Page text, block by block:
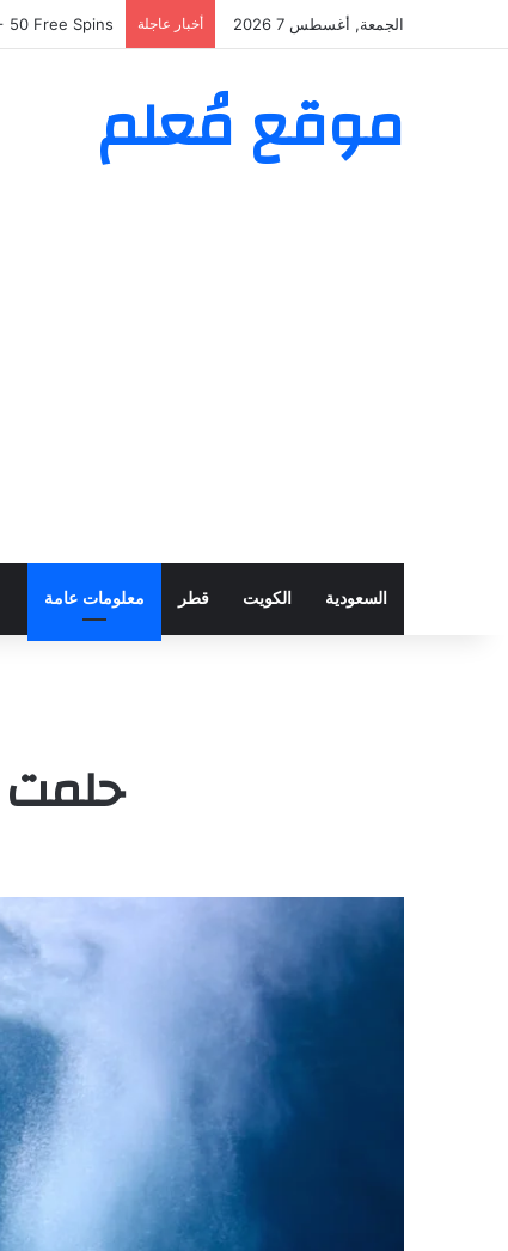
الجمعة, أغسطس 7 2026 أخبار عاجلة
موقع مُعلم
السعودية الكويت قطر معلومات عامة
حلمت